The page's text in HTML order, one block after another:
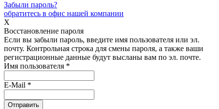
Забыли пароль?
обратитесь в офис нашей компании
X
Восстановление пароля
Если вы забыли пароль, введите имя пользователя или эл.
почту. Контрольная строка для смены пароля, а также ваши
регистрационные данные будут высланы вам по эл. почте.
Имя пользователя *
E-Mail *